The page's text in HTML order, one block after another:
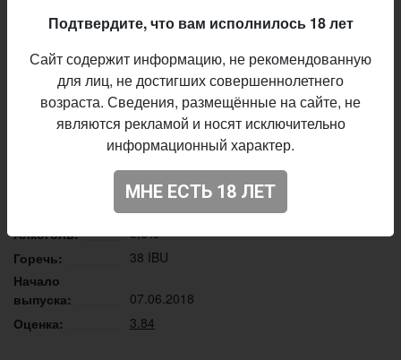
фрукты и хмелевая горечь средней интенсивности.
Техника двойного хмелевого удара из Simcoe и Equanot
пробивает любую защиту. Срочно ищите союзников
и будьте осторожны с фруктовым добиванием,
Finish him!
Описание производителя
Selfmade Brewery
IPA - American
Алкоголь:
6,6%
Горечь:
38 IBU
Начало
выпуска:
07.06.2018
Оценка:
3.84
Подтвердите, что вам исполнилось 18 лет
Сайт содержит информацию, не рекомендованную
для лиц, не достигших совершеннолетнего
возраста. Сведения, размещённые на сайте, не
являются рекламой и носят исключительно
информационный характер.
МНЕ ЕСТЬ 18 ЛЕТ